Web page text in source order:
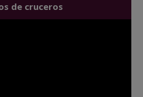
de cruceros